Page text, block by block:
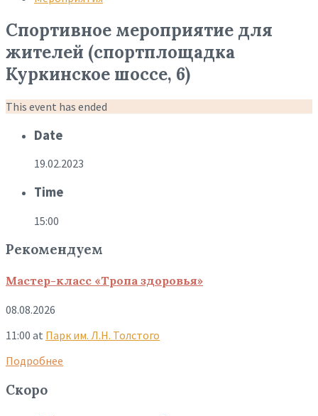
Спортивное мероприятие для
жителей (спортплощадка
Куркинское шоссе, 6)
This event has ended
Date
19.02.2023
Time
15:00
Рекомендуем
Мастер-класс «Тропа здоровья»
08.08.2026
11:00 at Парк им. Л.Н. Толстого
Подробнее
Скоро